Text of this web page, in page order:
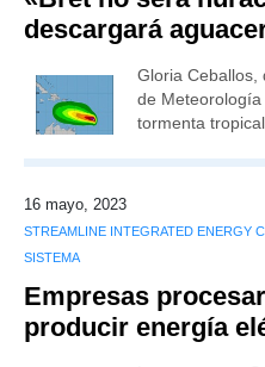
descargará
Gloria Ceballos,
de
tormenta
16 mayo, 2023
STREAMLINE INTEGRATED ENERGY
SISTEMA
Empresas
producir energía